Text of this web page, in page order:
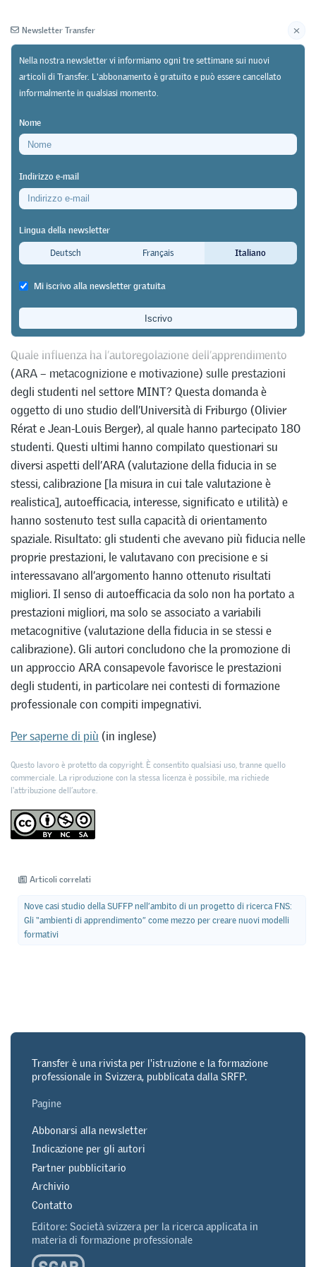
Newsletter Archivio
02/04/26
Studio nel campo delle scienze naturali, della
(MINT) presso l'Università di Friburgo
Chi studia in modo più consapevole
ottiene risultati migliori
Transfer
Quale influenza ha l’autoregolazione dell’apprendimento
(ARA – metacognizione e motivazione) sulle prestazioni
degli studenti nel settore MINT? Questa domanda è
oggetto di uno studio dell’Università di Friburgo (Olivier
Rérat e Jean-Louis Berger), al quale hanno partecipato 180
studenti. Questi ultimi hanno compilato questionari su
diversi aspetti dell’ARA (valutazione della fiducia in se
stessi, calibrazione [la misura in cui tale valutazione è
realistica], autoefficacia, interesse, significato e utilità) e
hanno sostenuto test sulla capacità di orientamento
spaziale. Risultato: gli studenti che avevano più fiducia nelle
proprie prestazioni, le valutavano con precisione e si
interessavano all’argomento hanno ottenuto risultati
migliori. Il senso di autoefficacia da solo non ha portato a
prestazioni migliori, ma solo se associato a variabili
metacognitive (valutazione della fiducia in se stessi e
calibrazione). Gli autori concludono che la promozione di
un approccio ARA consapevole favorisce le prestazioni
degli studenti, in particolare nei contesti di formazione
professionale con compiti impegnativi.
Per saperne di più (in inglese)
Questo lavoro è protetto da copyright. È consentito qualsiasi uso, tranne quello
commerciale. La riproduzione con la stessa licenza è possibile, ma richiede
l'attribuzione dell’autore.
Articoli correlati
Nove casi studio della SUFFP nell’ambito di un progetto di ricerca FNS:
Gli “ambienti di apprendimento” come mezzo per creare nuovi modelli
formativi
Newsletter Transfer
Nella nostra newsletter vi informiamo ogni tre settimane sui nuovi
articoli di Transfer. L'abbonamento è gratuito e può essere cancellato
informalmente in qualsiasi momento.
Nome
Indirizzo e-mail
Lingua della newsletter
Deutsch
Français Italiano
Mi iscrivo alla newsletter gratuita
Transfer è una rivista per l'istruzione e la formazione
professionale in Svizzera, pubblicata dalla SRFP.
Pagine
Abbonarsi alla newsletter
Indicazione per gli autori
Partner pubblicitario
Archivio
Contatto
Editore: Società svizzera per la ricerca applicata in
materia di formazione professionale